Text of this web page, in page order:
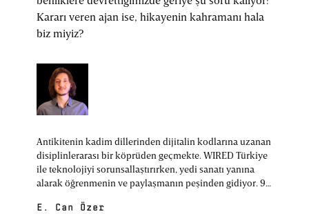
Kararı veren ajan ise, hikayenin kahramanı hala
biz miyiz?
Antikitenin kadim dillerinden dijitalin kodlarına uzanan
disiplinlerarası bir köprüden geçmekte. WIRED Türkiye
ile teknolojiyi sorunsallaştırırken, yedi sanatı yanına
alarak öğrenmenin ve paylaşmanın peşinden gidiyor. 98
E. Can Özer